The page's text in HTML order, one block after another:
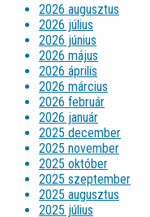
2026 augusztus
2026 július
2026 június
2026 május
2026 április
2026 március
2026 február
2026 január
2025 december
2025 november
2025 október
2025 szeptember
2025 augusztus
2025 július